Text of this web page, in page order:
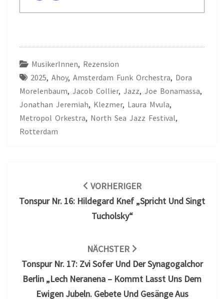
MusikerInnen, Rezension
2025, Ahoy, Amsterdam Funk Orchestra, Dora
Morelenbaum, Jacob Collier, Jazz, Joe Bonamassa,
Jonathan Jeremiah, Klezmer, Laura Mvula,
Metropol Orkestra, North Sea Jazz Festival,
Rotterdam
VORHERIGER
Tonspur Nr. 16: Hildegard Knef „Spricht Und Singt
Tucholsky“
NÄCHSTER
Tonspur Nr. 17: Zvi Sofer Und Der Synagogalchor
Berlin „Lech Neranena – Kommt Lasst Uns Dem
Ewigen Jubeln. Gebete Und Gesänge Aus